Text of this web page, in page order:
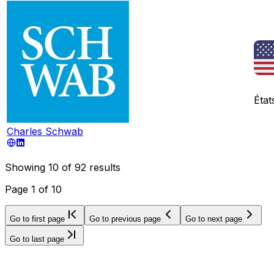
Charles Schwab
Showing 10 of 92 results
Page 1 of 10
Go to first page Go to previous page Go to next page
Go to last page